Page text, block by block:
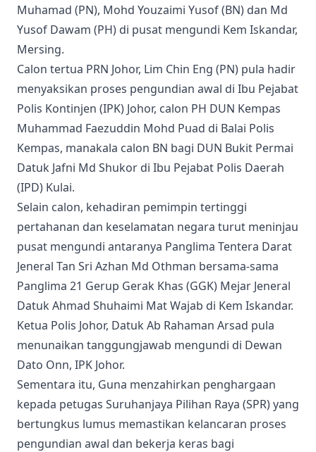
Muhamad (PN), Mohd Youzaimi Yusof (BN) dan Md
Yusof Dawam (PH) di pusat mengundi Kem Iskandar,
Mersing.
Calon tertua PRN Johor, Lim Chin Eng (PN) pula hadir
menyaksikan proses pengundian awal di Ibu Pejabat
Polis Kontinjen (IPK) Johor, calon PH DUN Kempas
Muhammad Faezuddin Mohd Puad di Balai Polis
Kempas, manakala calon BN bagi DUN Bukit Permai
Datuk Jafni Md Shukor di Ibu Pejabat Polis Daerah
(IPD) Kulai.
Selain calon, kehadiran pemimpin tertinggi
pertahanan dan keselamatan negara turut meninjau
pusat mengundi antaranya Panglima Tentera Darat
Jeneral Tan Sri Azhan Md Othman bersama-sama
Panglima 21 Gerup Gerak Khas (GGK) Mejar Jeneral
Datuk Ahmad Shuhaimi Mat Wajab di Kem Iskandar.
Ketua Polis Johor, Datuk Ab Rahaman Arsad pula
menunaikan tanggungjawab mengundi di Dewan
Dato Onn, IPK Johor.
Sementara itu, Guna menzahirkan penghargaan
kepada petugas Suruhanjaya Pilihan Raya (SPR) yang
bertungkus lumus memastikan kelancaran proses
pengundian awal dan bekerja keras bagi